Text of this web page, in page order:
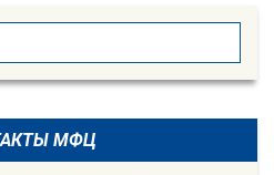
SEARCH
МФЦ